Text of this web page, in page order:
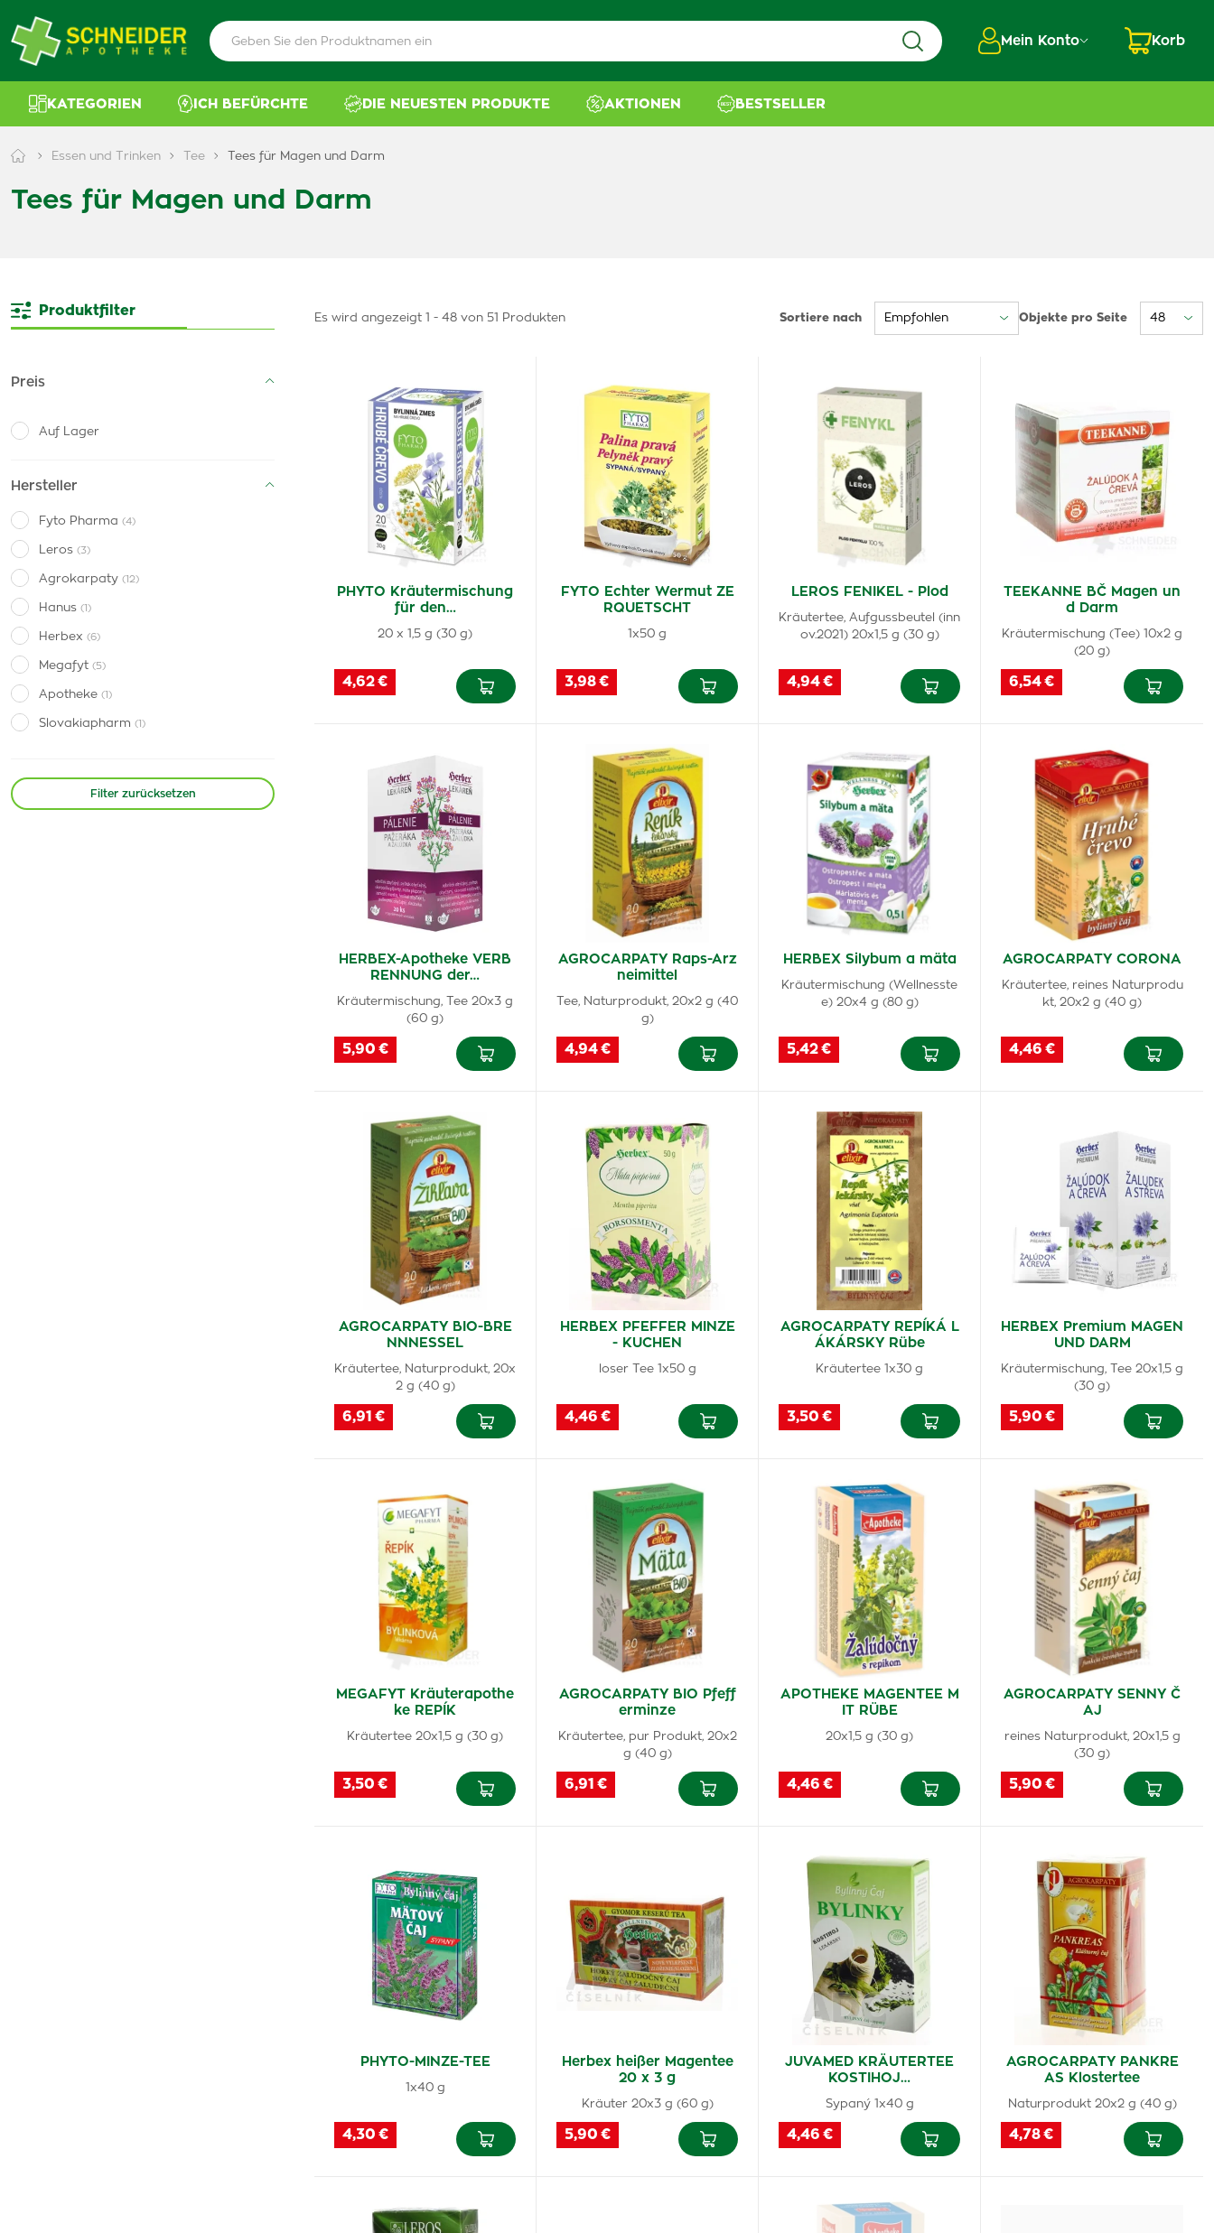
Mein Konto Korb
KATEGORIEN ICH BEFÜRCHTE DIE NEUESTEN PRODUKTE AKTIONEN BESTSELLER
Essen und Trinken Tee Tees für Magen und Darm
Tees für Magen und Darm
Produktfilter
Preis
Auf Lager
Hersteller
Fyto Pharma (4)
Leros (3)
Agrokarpaty (12)
Hanus (1)
Herbex (6)
Megafyt (5)
Apotheke (1)
Slovakiapharm (1)
Filter zurücksetzen
Es wird angezeigt 1 - 48 von 51 Produkten Sortiere nach Objekte pro Seite
PHYTO Kräutermischung
für den…
20 x 1,5 g (30 g)
4,62 €
FYTO Echter Wermut ZE
RQUETSCHT
1x50 g
3,98 €
LEROS FENIKEL - Plod
Kräutertee, Aufgussbeutel (inn
ov.2021) 20x1,5 g (30 g)
4,94 €
TEEKANNE BČ Magen un
d Darm
Kräutermischung (Tee) 10x2 g
(20 g)
6,54 €
HERBEX-Apotheke VERB
RENNUNG der…
Kräutermischung, Tee 20x3 g
(60 g)
5,90 €
AGROCARPATY Raps-Arz
neimittel
Tee, Naturprodukt, 20x2 g (40
g)
4,94 €
HERBEX Silybum a mäta
Kräutermischung (Wellnesste
e) 20x4 g (80 g)
5,42 €
AGROCARPATY CORONA
Kräutertee, reines Naturprodu
kt, 20x2 g (40 g)
4,46 €
AGROCARPATY BIO-BRE
NNNESSEL
Kräutertee, Naturprodukt, 20x
2 g (40 g)
6,91 €
HERBEX PFEFFER MINZE
- KUCHEN
loser Tee 1x50 g
4,46 €
AGROCARPATY REPÍKÁ L
ÁKÁRSKY Rübe
Kräutertee 1x30 g
3,50 €
HERBEX Premium MAGEN
UND DARM
Kräutermischung, Tee 20x1,5 g
(30 g)
5,90 €
MEGAFYT Kräuterapothe
ke REPÍK
Kräutertee 20x1,5 g (30 g)
3,50 €
AGROCARPATY BIO Pfeff
erminze
Kräutertee, pur Produkt, 20x2
g (40 g)
6,91 €
APOTHEKE MAGENTEE M
IT RÜBE
20x1,5 g (30 g)
4,46 €
AGROCARPATY SENNY Č
AJ
reines Naturprodukt, 20x1,5 g
(30 g)
5,90 €
PHYTO-MINZE-TEE
1x40 g
4,30 €
Herbex heißer Magentee
20 x 3 g
Kräuter 20x3 g (60 g)
5,90 €
JUVAMED KRÄUTERTEE
KOSTIHOJ…
Sypaný 1x40 g
4,46 €
AGROCARPATY PANKRE
AS Klostertee
Naturprodukt 20x2 g (40 g)
4,78 €